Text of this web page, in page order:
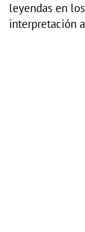
leyendas en
interpretación